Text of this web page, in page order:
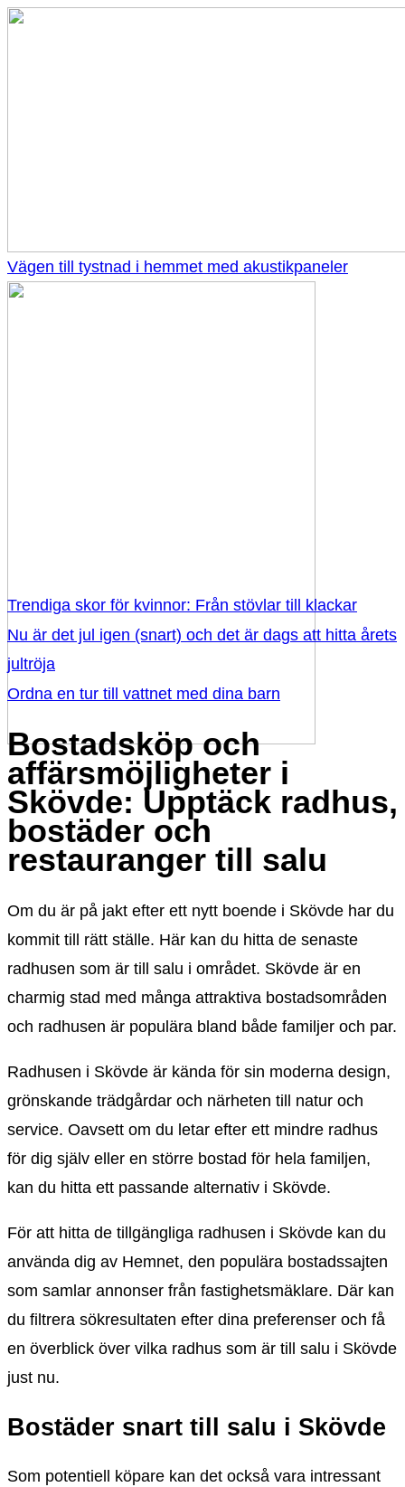
Vägen till tystnad i hemmet med akustikpaneler
Trendiga skor för kvinnor: Från stövlar till klackar
Nu är det jul igen (snart) och det är dags att hitta årets
jultröja
Ordna en tur till vattnet med dina barn
Bostadsköp och
affärsmöjligheter i
Skövde: Upptäck radhus,
bostäder och
restauranger till salu
Om du är på jakt efter ett nytt boende i Skövde har du
kommit till rätt ställe. Här kan du hitta de senaste
radhusen som är till salu i området. Skövde är en
charmig stad med många attraktiva bostadsområden
och radhusen är populära bland både familjer och par.
Radhusen i Skövde är kända för sin moderna design,
grönskande trädgårdar och närheten till natur och
service. Oavsett om du letar efter ett mindre radhus
för dig själv eller en större bostad för hela familjen,
kan du hitta ett passande alternativ i Skövde.
För att hitta de tillgängliga radhusen i Skövde kan du
använda dig av Hemnet, den populära bostadssajten
som samlar annonser från fastighetsmäklare. Där kan
du filtrera sökresultaten efter dina preferenser och få
en överblick över vilka radhus som är till salu i Skövde
just nu.
Bostäder snart till salu i Skövde
Som potentiell köpare kan det också vara intressant